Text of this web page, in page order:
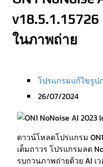
ในภาพถ่าย
โปรแกรมแก้ไขรูป
26/07/2024
ดาวน์โหลดโปรแกรม
เต็มถาวร โปรแกรมลด
รบกวนภาพถ่ายด้วย AI เ